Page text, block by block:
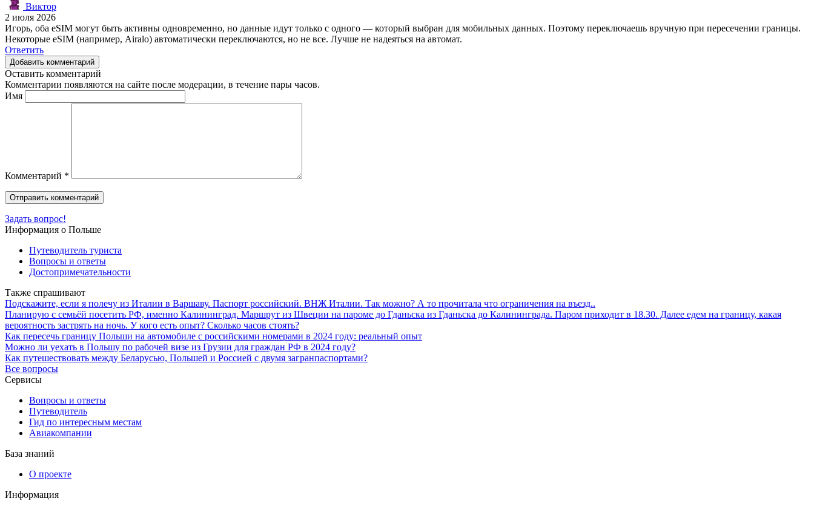
Виктор
2 июля 2026
Игорь, оба eSIM могут быть активны одновременно, но данные идут только с одного — который выбран для мобильных данных. Поэтому переключаешь вручную при пересечении границы.
Некоторые eSIM (например, Airalo) автоматически переключаются, но не все. Лучше не надеяться на автомат.
Ответить
Добавить комментарий
Оставить комментарий
Комментарии появляются на сайте после модерации, в течение пары часов.
Имя
Комментарий *
Задать вопрос!
Информация о Польше
Путеводитель туриста
Вопросы и ответы
Достопримечательности
Также спрашивают
Подскажите, если я полечу из Италии в Варшаву. Паспорт российский. ВНЖ Италии. Так можно? А то прочитала что ограничения на въезд..
Планирую с семьёй посетить РФ, именно Калининград. Маршрут из Швеции на пароме до Гданьска из Гданьска до Калининграда. Паром приходит в 18.30. Далее едем на границу, какая
вероятность застрять на ночь. У кого есть опыт? Сколько часов стоять?
Как пересечь границу Польши на автомобиле с российскими номерами в 2024 году: реальный опыт
Можно ли уехать в Польшу по рабочей визе из Грузии для граждан РФ в 2024 году?
Как путешествовать между Беларусью, Польшей и Россией с двумя загранпаспортами?
Все вопросы
Сервисы
Вопросы и ответы
Путеводитель
Гид по интересным местам
Авиакомпании
База знаний
О проекте
Информация